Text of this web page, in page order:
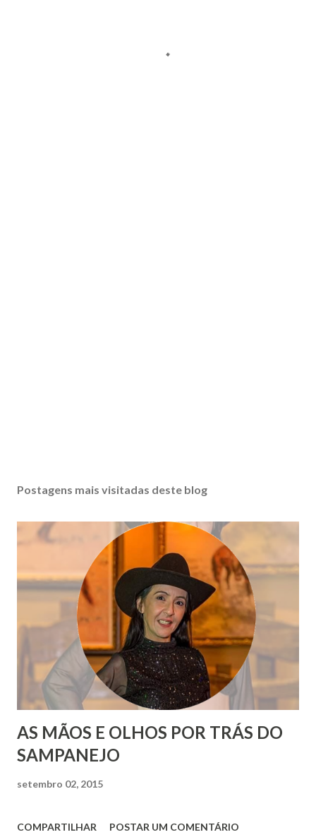
Postagens mais visitadas deste blog
AS MÃOS E OLHOS POR TRÁS DO
SAMPANEJO
setembro 02, 2015
COMPARTILHAR
POSTAR UM COMENTÁRIO